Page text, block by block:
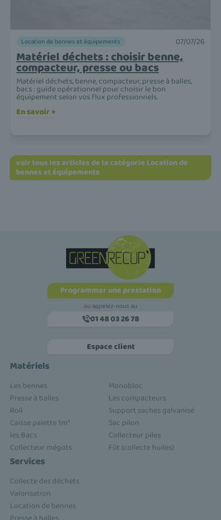
Location de bennes et équipements 07/07/26
Matériel déchets : choisir benne,
compacteur, presse ou bacs
Matériel déchets, benne, compacteur, presse à balles,
bacs : guide opérationnel pour choisir le bon
équipement selon vos flux professionnels.
En savoir +
voir tous les articles de la catégorie Location de
bennes et équipements
Programmer une prestation
ou appelez-nous au
01 48 03 26 78
Espace client
Matériels
Les bennes
Monobloc
Presse à balles
Les compacteurs
Roll
Support saches galvanisé
Caisse palette 1m³
Sac pilon
les Bacs
Collecteur piles
Collecteur mégots
Fût (collecte huiles)
Services
Collecte des déchets
Valorisation
Location de bennes